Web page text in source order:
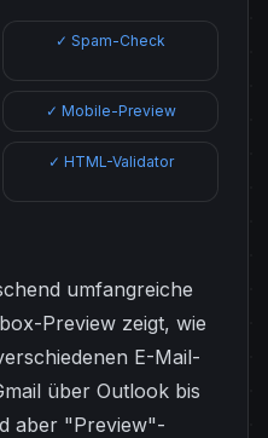
✓ Spam-Check
✓ Mobile-Preview
✓ HTML-Validator
umfangreiche
Preview zeigt, wie
E-Mail-
über Outlook bis
aber "Preview"-